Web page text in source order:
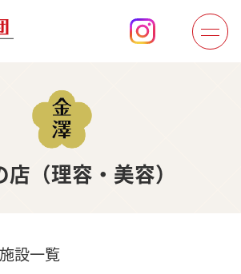
（理容・美容）
設一覧